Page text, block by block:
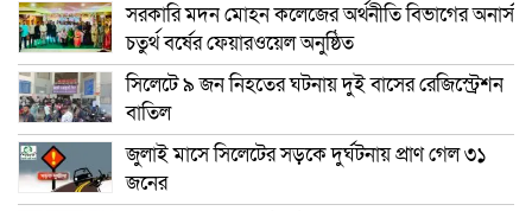
সরকারি মদন মোহন কলেজের অর্থনীতি বিভাগের অনার্স
চতুর্থ বর্ষের ফেয়ারওয়েল অনুষ্ঠিত
সিলেটে ৯ জন নিহতের ঘটনায় দুই বাসের রেজিস্ট্রেশন
বাতিল
জুলাই মাসে সিলেটের সড়কে দুর্ঘটনায় প্রাণ গেল ৩১
জনের